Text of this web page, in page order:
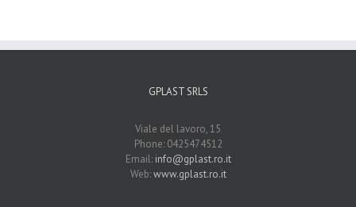
GPLAST SRLS
Viale del lavoro, 15
Phone: 0425474512
Email: info@gplast.ro.it
Web:www.gplast.ro.it